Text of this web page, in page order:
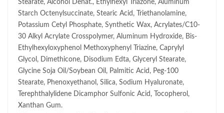
Stearate, Alcohol Denat., Ethylhexyl Triazone, Aluminum
Starch Octenylsuccinate, Stearic Acid, Triethanolamine,
Potassium Cetyl Phosphate, Synthetic Wax, Acrylates/C10-
30 Alkyl Acrylate Crosspolymer, Aluminum Hydroxide, Bis-
Ethylhexyloxyphenol Methoxyphenyl Triazine, Caprylyl
Glycol, Dimethicone, Disodium Edta, Glyceryl Stearate,
Glycine Soja Oil/Soybean Oil, Palmitic Acid, Peg-100
Stearate, Phenoxyethanol, Silica, Sodium Hyaluronate,
Terephthalylidene Dicamphor Sulfonic Acid, Tocopherol,
Xanthan Gum.